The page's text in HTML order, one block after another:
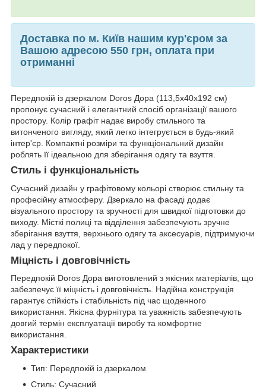
Доставка по м. Київ нашим кур'єром за
Вашою адресою 550 грн, оплата при
отриманні
Передпокій із дзеркалом Doros Дора (113,5x40x192 см)
пропонує сучасний і елегантний спосіб організації вашого
простору. Колір графіт надає виробу стильного та
витонченого вигляду, який легко інтегрується в будь-який
інтер'єр. Компактні розміри та функціональний дизайн
роблять її ідеальною для зберігання одягу та взуття.
Стиль і функціональність
Сучасний дизайн у графітовому кольорі створює стильну та
професійну атмосферу. Дзеркало на фасаді додає
візуального простору та зручності для швидкої підготовки до
виходу. Місткі полиці та відділення забезпечують зручне
зберігання взуття, верхнього одягу та аксесуарів, підтримуючи
лад у передпокої.
Міцність і довговічність
Передпокій Doros Дора виготовлений з якісних матеріалів, що
забезпечує її міцність і довговічність. Надійна конструкція
гарантує стійкість і стабільність під час щоденного
використання. Якісна фурнітура та уважність забезпечують
довгий термін експлуатації виробу та комфортне
використання.
Характеристики
Тип: Передпокій із дзеркалом
Стиль: Сучасний